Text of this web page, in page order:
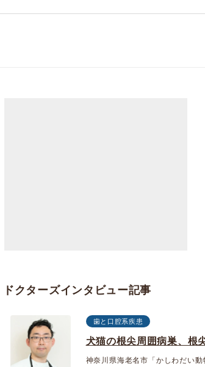
ドクターズインタビュー記事
歯と口腔系疾患
犬猫の根尖周囲病巣、根
神奈川県海老名市「かしわだい